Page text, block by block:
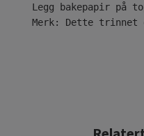
Legg bakepapir på
Merk: Dette trinnet